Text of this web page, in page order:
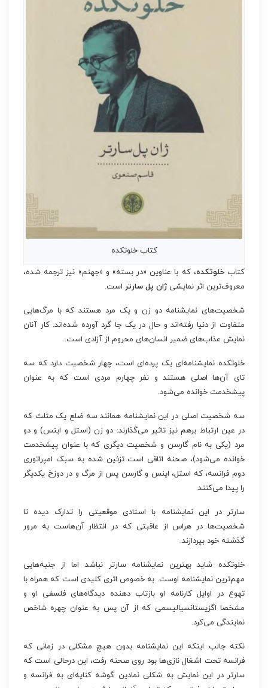
کتاب خلوتکده
کتابخلوتکده، که با عناوین «در بسته» و «جهنم» نیز ترجمه شده،
معروف‌ترین اثر نمایشی ژان پل سارتر است.
شخصیت‌های نمایشنامه دو زن و یک مرد هستند که با مرگ‌هایی
متفاوت از دنیا رفته‌اند و حال در یک جا گرد آورده شده‌اند. کار آنان
نمایش عذاب‌های ضمیر انسان‌های محروم از آزادی است.
خلوتکده نمایشنامه‌ای یک پرده‌ای است، چهار شخصیت دارد که سه
تای آن‌ها اصلی هستند و نفر چهارم مردی است که به عنوان
پیشخدمت خوانده می‌شود.
سه شخصیت اصلی در این نمایشنامه همانند سه ضلع یک مثلث که
در عین ارتباط برهم نیز تاثیر می‌گذارند: دو زن (استل و اینس) و دو
مرد (یکی به نام گارسن و شخصیت دیگری که با عنوان پیشخدمت
خوانده می‌شود)، صحنه اتاقی است تزئین شده به سبک امپراتوری
دوم فرانسه، که استل، اینس و گارسن پس از مرگ و در دوزخ یکدیگر
را پیدا می‌کنند.
سارتر در این نمایشنامه با استادی موقعیتی را تدارک دیده تا
شخصیت‌ها در هراس از عاقبتی که در انتظار آن‌هاست به مرور
گذشته خود بپردازند.
خلوتکده شاید بهترین نمایشنامه سارتر نباشد اما از جنبه‌هایی
مهم‌ترین نمایشنامه اوست. به خصوص اثری کلیدی است که همراه با
تهوع در اوایل کارنامه او بازتاب دهنده دیدگاه‌های فلسفی او و
مشخصا اگزیستانسیالیسمی که از آن پس به عنوان چهره شاخص
نمایندگی می‌کرد.
نکته جالب اینکه این نمایشنامه بدون هیچ مشکلی در زمانی که
فرانسه تحت اشغال نازی‌ها بود روی صحنه رفت، این درحالی است که
سارتر در این نمایش به شکلی نمادین گوشه کنایه‌ای به فرانسه و